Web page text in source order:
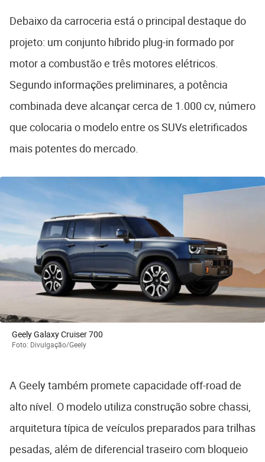
Debaixo da carroceria está o principal destaque do
projeto: um conjunto híbrido plug-in formado por
motor a combustão e três motores elétricos.
Segundo informações preliminares, a potência
combinada deve alcançar cerca de 1.000 cv, número
que colocaria o modelo entre os SUVs eletrificados
mais potentes do mercado.
Geely Galaxy Cruiser 700
Foto: Divulgação/Geely
A Geely também promete capacidade off-road de
alto nível. O modelo utiliza construção sobre chassi,
arquitetura típica de veículos preparados para trilhas
pesadas, além de diferencial traseiro com bloqueio